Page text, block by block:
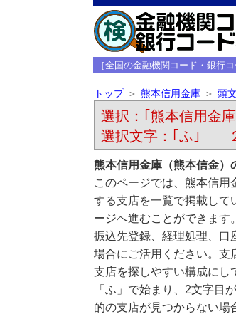
［全国の金融機関コード・銀行
トップ 熊本信用金庫 頭
選択：｢熊本信用金
選択文字：｢ふ｣ ２
熊本信用金庫（熊本信金）
このページでは、熊本信
する支店を一覧で掲載して
ージへ進むことができます。
振込先登録、経理処理、口
場合にご活用ください。支
支店を探しやすい構成にし
「ふ」で始まり、2文字目
的の支店が見つからない場